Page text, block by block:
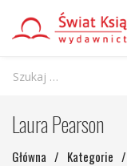
Laura Pearson
Główna / Kategorie /